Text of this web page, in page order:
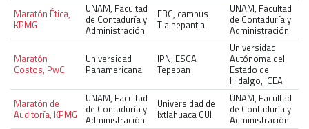
Maratón Ética,
KPMG
UNAM, Facultad
de Contaduría y
Administración
EBC, campus
Tlalnepantla
UNAM, Facultad
de Contaduría y
Administración
Maratón
Costos, PwC
Universidad
Panamericana
IPN, ESCA
Tepepan
Universidad
Autónoma del
Estado de
Hidalgo, ICEA
Maratón de
Auditoría, KPMG
UNAM, Facultad
de Contaduría y
Administración
Universidad de
Ixtlahuaca CUI
UNAM, Facultad
de Contaduría y
Administración